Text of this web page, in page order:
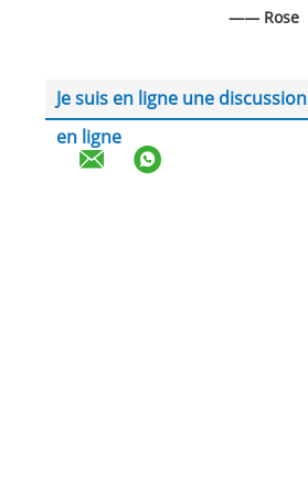
—— Rose
Je suis en ligne une discussion
en ligne